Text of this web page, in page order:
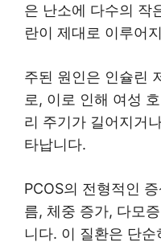
은 난소에 다수의 작
란이 제대로 이루어
주된 원인은 인슐린
로, 이로 인해 여성
리 주기가 길어지거
타납니다.
PCOS의 전형적인
름, 체중 증가, 다모
니다. 이 질환은 단